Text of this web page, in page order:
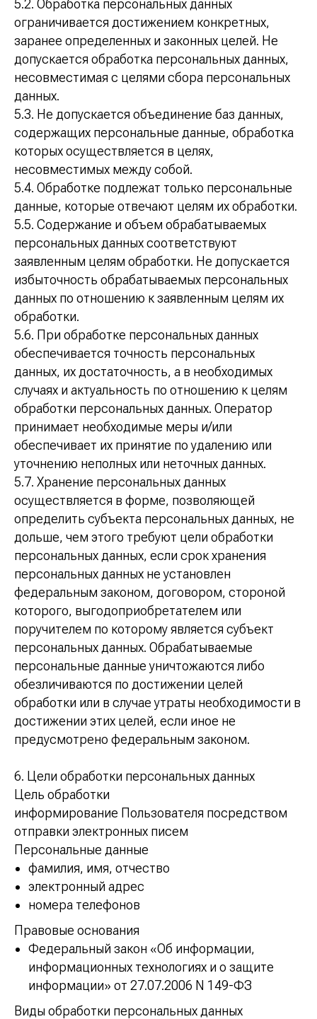
5.2. Обработка персональных данных
ограничивается достижением конкретных,
заранее определенных и законных целей. Не
допускается обработка персональных данных,
несовместимая с целями сбора персональных
данных.
5.3. Не допускается объединение баз данных,
содержащих персональные данные, обработка
которых осуществляется в целях,
несовместимых между собой.
5.4. Обработке подлежат только персональные
данные, которые отвечают целям их обработки.
5.5. Содержание и объем обрабатываемых
персональных данных соответствуют
заявленным целям обработки. Не допускается
избыточность обрабатываемых персональных
данных по отношению к заявленным целям их
обработки.
5.6. При обработке персональных данных
обеспечивается точность персональных
данных, их достаточность, а в необходимых
случаях и актуальность по отношению к целям
обработки персональных данных. Оператор
принимает необходимые меры и/или
обеспечивает их принятие по удалению или
уточнению неполных или неточных данных.
5.7. Хранение персональных данных
осуществляется в форме, позволяющей
определить субъекта персональных данных, не
дольше, чем этого требуют цели обработки
персональных данных, если срок хранения
персональных данных не установлен
федеральным законом, договором, стороной
которого, выгодоприобретателем или
поручителем по которому является субъект
персональных данных. Обрабатываемые
персональные данные уничтожаются либо
обезличиваются по достижении целей
обработки или в случае утраты необходимости в
достижении этих целей, если иное не
предусмотрено федеральным законом.
6. Цели обработки персональных данных
Цель обработки
информирование Пользователя посредством
отправки электронных писем
Персональные данные
фамилия, имя, отчество
электронный адрес
номера телефонов
Правовые основания
Федеральный закон «Об информации,
информационных технологиях и о защите
информации» от 27.07.2006 N 149-ФЗ
Виды обработки персональных данных